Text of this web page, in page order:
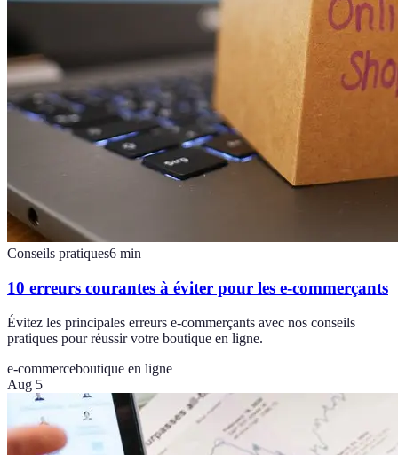
Conseils pratiques6 min
10 erreurs courantes à éviter pour les e-commerçants
Évitez les principales erreurs e-commerçants avec nos conseils
pratiques pour réussir votre boutique en ligne.
e-commerceboutique en ligne
Aug 5